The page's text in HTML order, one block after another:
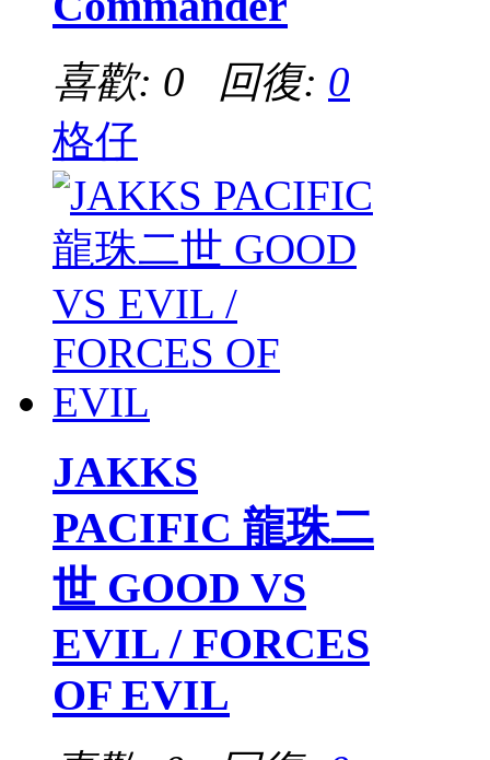
喜歡: 0 回復: 0
格仔
JAKKS
PACIFIC 龍珠二
世 GOOD VS
EVIL / FORCES
OF EVIL